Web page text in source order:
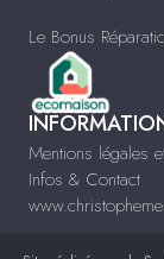
Le Bonus
Mentions légales
Infos & Contact